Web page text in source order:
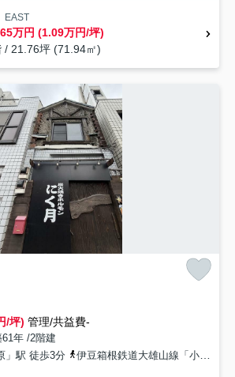
万円 (1.09万円/坪)
/ 21.76坪 (71.94㎡)
/坪) 管理/共益費-
年 /2階建
」駅 徒歩3分
伊豆箱根鉄道大雄山線「小田原」駅 徒歩4分